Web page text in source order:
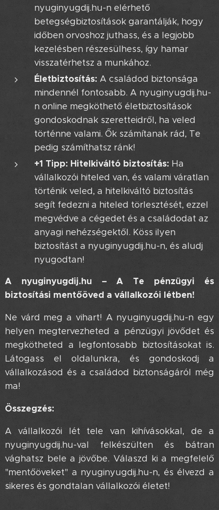
nyuginyugdij.hu-n elérhető
betegségbiztosítások garantálják, hogy
időben orvoshoz juthass, és a legjobb
kezelésben részesülhess, így hamar
visszatérhetsz a munkához.
Életbiztosítás: A családod biztonsága
mindennél fontosabb. A nyuginyugdij.hu-
n online megköthető életbiztosítások
gondoskodnak szeretteidről, ha veled
történne valami. Ők számítanak rád, Te
pedig számíthatsz ránk!
+1 Tipp: Hitelkiváltó biztosítás: Ha
vállalkozói hiteled van, és valami váratlan
történik veled, a hitelkiváltó biztosítás
segít fedezni a hiteled törlesztését, ezzel
megvédve a cégedet és a családodat az
anyagi nehézségektől. Köss ilyen
biztosítást a nyuginyugdij.hu-n, és aludj
nyugodtan!
A nyuginyugdij.hu – A Te pénzügyi és
biztosítási mentőöved a vállalkozói létben!
Ne várd meg a vihart! A nyuginyugdij.hu-n egy
helyen megtervezheted a pénzügyi jövődet és
megkötheted a legfontosabb biztosításokat is.
Látogass el oldalunkra, és gondoskodj a
vállalkozásod és a családod biztonságáról még
ma!
Összegzés:
A vállalkozói lét tele van kihívásokkal, de a
nyuginyugdij.hu-val felkészülten és bátran
vághatsz bele a jövőbe. Válaszd ki a megfelelő
"mentőöveket" a nyuginyugdij.hu-n, és élvezd a
sikeres és gondtalan vállalkozói életet!